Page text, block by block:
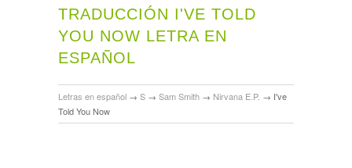
TRADUCCIÓN I'VE TOLD
YOU NOW LETRA EN
ESPAÑOL
Letras en español → S → Sam Smith → Nirvana E.P. → I've
Told You Now